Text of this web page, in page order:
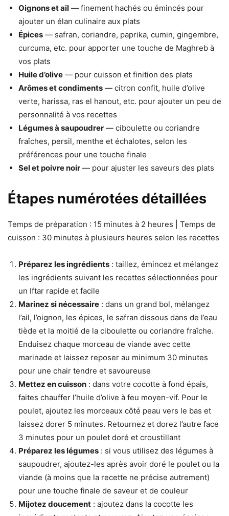
Oignons et ail — finement hachés ou émincés pour
ajouter un élan culinaire aux plats
Épices — safran, coriandre, paprika, cumin, gingembre,
curcuma, etc. pour apporter une touche de Maghreb à
vos plats
Huile d’olive — pour cuisson et finition des plats
Arômes et condiments — citron confit, huile d’olive
verte, harissa, ras el hanout, etc. pour ajouter un peu de
personnalité à vos recettes
Légumes à saupoudrer — ciboulette ou coriandre
fraîches, persil, menthe et échalotes, selon les
préférences pour une touche finale
Sel et poivre noir — pour ajuster les saveurs des plats
Étapes numérotées détaillées
Temps de préparation : 15 minutes à 2 heures | Temps de
cuisson : 30 minutes à plusieurs heures selon les recettes
Préparez les ingrédients : taillez, émincez et mélangez
les ingrédients suivant les recettes sélectionnées pour
un Iftar rapide et facile
Marinez si nécessaire : dans un grand bol, mélangez
l’ail, l’oignon, les épices, le safran dissous dans de l’eau
tiède et la moitié de la ciboulette ou coriandre fraîche.
Enduisez chaque morceau de viande avec cette
marinade et laissez reposer au minimum 30 minutes
pour une chair tendre et savoureuse
Mettez en cuisson : dans votre cocotte à fond épais,
faites chauffer l’huile d’olive à feu moyen-vif. Pour le
poulet, ajoutez les morceaux côté peau vers le bas et
laissez dorer 5 minutes. Retournez et dorez l’autre face
3 minutes pour un poulet doré et croustillant
Préparez les légumes : si vous utilisez des légumes à
saupoudrer, ajoutez-les après avoir doré le poulet ou la
viande (à moins que la recette ne précise autrement)
pour une touche finale de saveur et de couleur
Mijotez doucement : ajoutez dans la cocotte les